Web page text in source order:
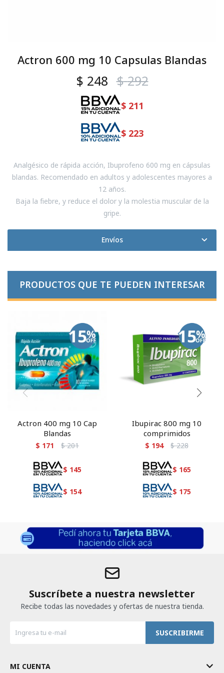
Actron 600 mg 10 Capsulas Blandas
$ 248 $ 292
$ 211
$ 223
Analgésico de rápida acción, Ibuprofeno 600 mg en cápsulas
blandas. Recomendado en adultos y adolescentes mayores a
12 años.
Baja la fiebre, y reduce el dolor y la molestia muscular de la
gripe.
Envíos
PRODUCTOS QUE TE PUEDEN INTERESAR
Actron 400 mg 10 Cap
Blandas
$ 171 $ 201
$ 145
$ 154
Ibupirac 800 mg 10
comprimidos
$ 194 $ 228
$ 165
$ 175
Suscríbete a nuestra newsletter
Recibe todas las novedades y ofertas de nuestra tienda.
SUSCRIBIRME
MI CUENTA